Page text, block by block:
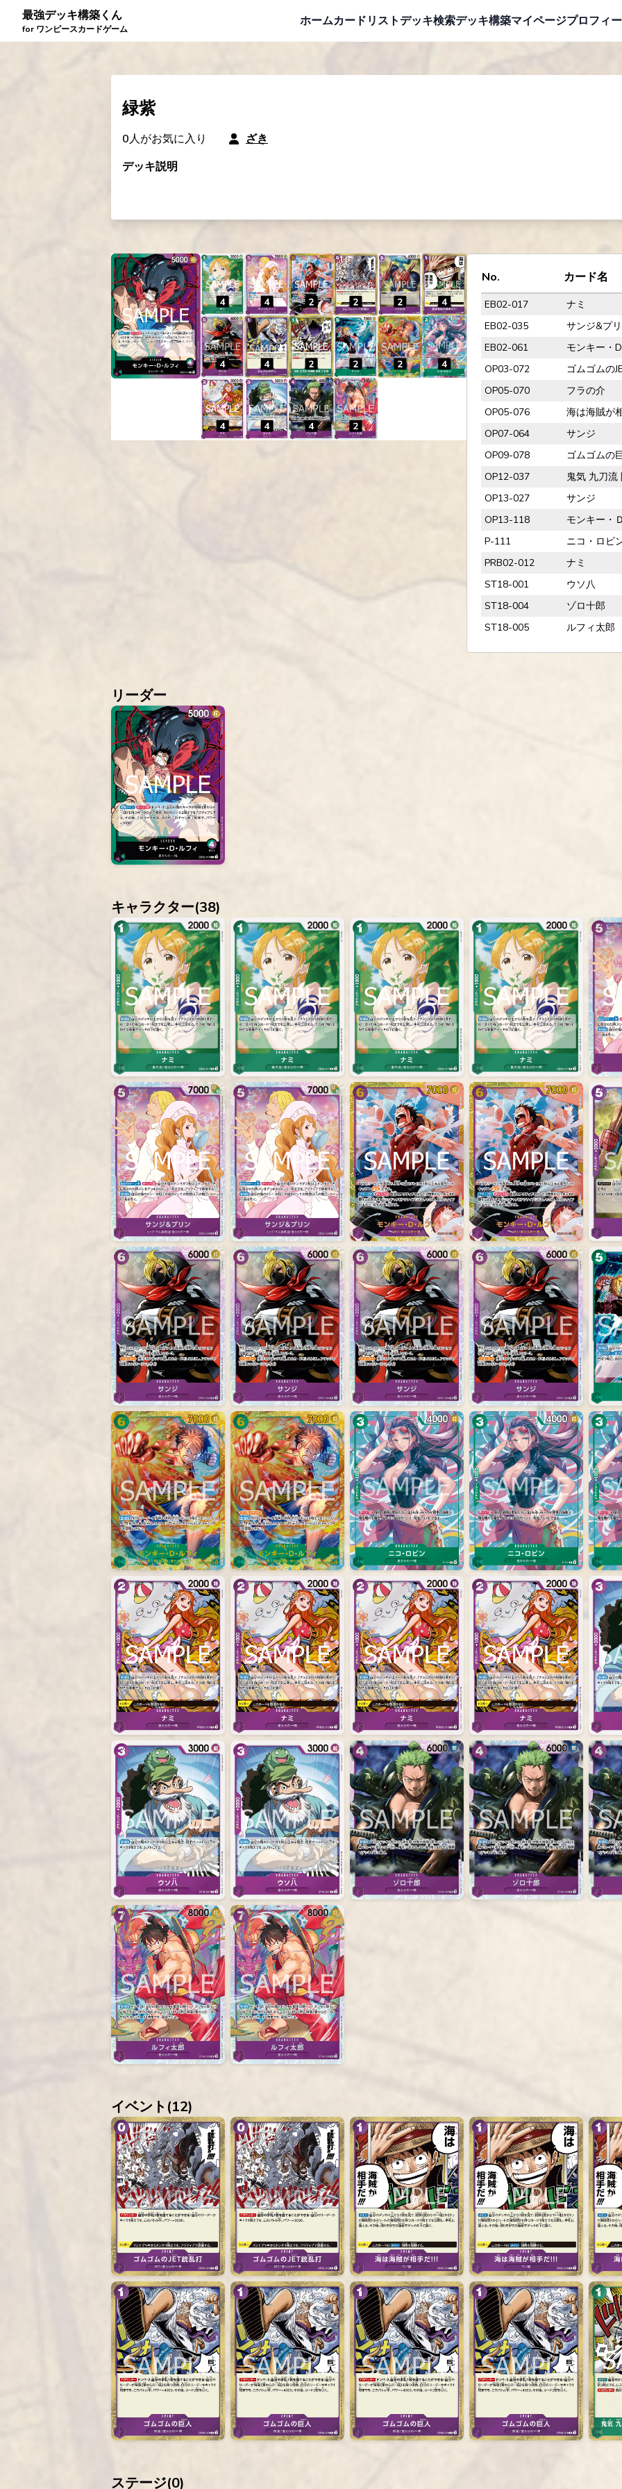
最強デッキ構築くん
for ワンピースカードゲーム
ホームカードリストデッキ検索デッキ構築マイページプロフィ
緑紫
0人がお気に入り
ざき
デッキ説明
No. カード名
EB02-017
ナミ
EB02-035
サンジ&プ
EB02-061
モンキー・
OP03-072
ゴムゴムの
OP05-070
フラの介
OP05-076
海は海賊が
OP07-064
サンジ
OP09-078
ゴムゴムの
OP12-037
鬼気 九刀流
OP13-027
サンジ
OP13-118
モンキー・
P-111
ニコ・ロビ
PRB02-012
ナミ
ST18-001
ウソ八
ST18-004
ゾロ十郎
ST18-005
ルフィ太郎
リーダー
キャラクター(38)
イベント(12)
ステージ(0)